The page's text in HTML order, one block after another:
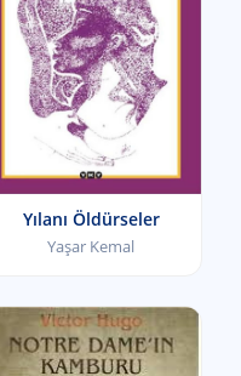
Yılanı Öldürseler
Yaşar Kemal